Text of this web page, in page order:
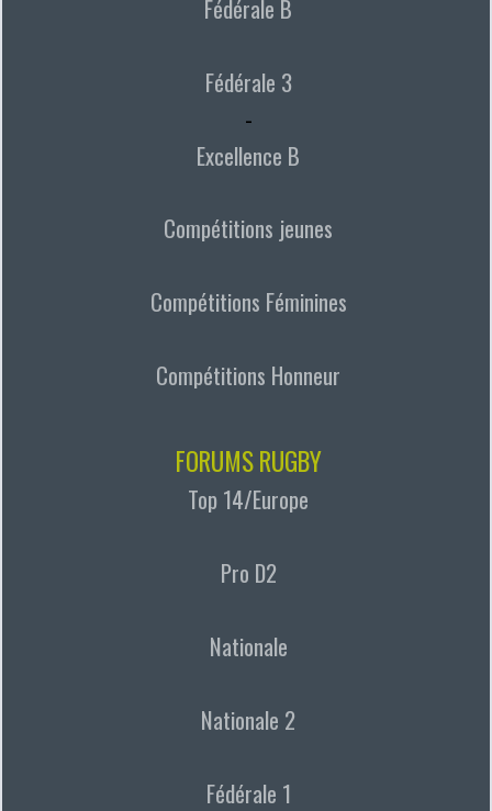
Fédérale B
Fédérale 3
-
Excellence B
Compétitions jeunes
Compétitions Féminines
Compétitions Honneur
FORUMS RUGBY
Top 14/Europe
Pro D2
Nationale
Nationale 2
Fédérale 1